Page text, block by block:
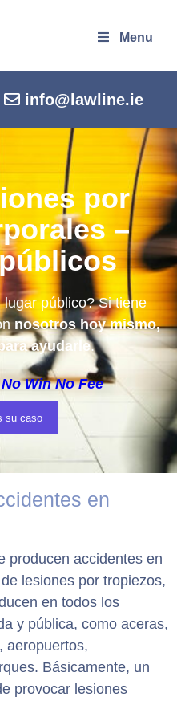
Menu
info@lawline.ie
por
–
público? Si tiene
nosotros hoy mismo,
ayudarle.
Win No Fee
su caso
en
producen accidentes en
lesiones por tropiezos,
en todos los
y pública, como aceras,
aeropuertos,
Básicamente, un
provocar lesiones